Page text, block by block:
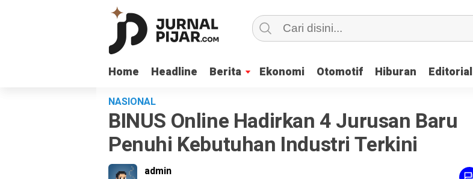
Home Headline Berita Ekonomi Otomotif Hiburan Editorial
Home Headline Berita Ekonomi Otomotif Hiburan Editorial
NASIONAL
BINUS Online Hadirkan 4 Jurusan Baru
Penuhi Kebutuhan Industri Terkini
admin